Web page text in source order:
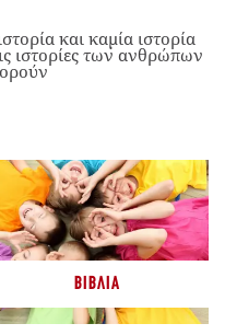
και καμία ιστορία
ιστορίες των ανθρώπων
ΒΙΒΛΊΑ